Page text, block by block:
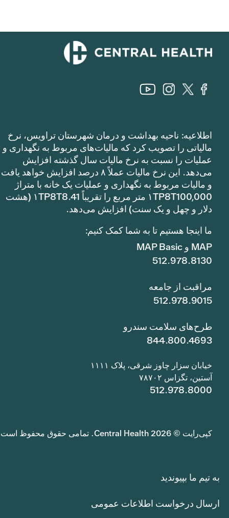
اطلاعیه: ناحیه بهداشت و درمان شهرستان تراویس، نرخ
مالیاتی را تصویب کرد که مالیات‌های مربوط به نگهداری و
عملیات را نسبت به نرخ مالیات سال گذشته افزایش
می‌دهد. این نرخ مالیات عملاً ۸ درصد افزایش خواهد یافت
و مالیات مربوط به نگهداری و عملیات یک خانه با متراژ
۱TP8T100,000 متر مربع را تقریباً ۱TP8T8.41 (هشت
دلار و چهل و یک سنت) افزایش می‌دهد.
ما اینجا هستیم تا به شما کمک کنیم:
MAP و MAP Basic
512.978.8130
مراقبت از جامعه
512.978.9015
طرح‌های سلامت سندرو
844.800.4693
خیابان سزار چاوز شرقی، پلاک ۱۱۱۱
آستین، تگزاس ۷۸۷۰۲
512.978.8000
کپی‌رایت © 2026 Central Health. تمامی حقوق محفوظ است.
به تیم ما بپیوندید
ارسال درخواست اطلاعات عمومی